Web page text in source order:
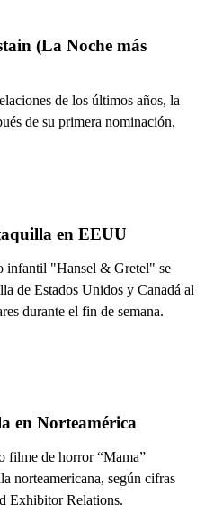
(La Noche más
de los últimos años, la
de su primera nominación,
en EEUU
infantil "Hansel & Gretel" se
de Estados Unidos y Canadá al
durante el fin de semana.
en Norteamérica
filme de horror “Mama”
norteamericana, según cifras
Exhibitor Relations.